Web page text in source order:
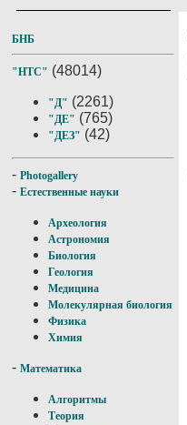
БНБ
"НТС" (48014)
"Д" (2261)
"ДЕ" (765)
"ДЕЗ" (42)
- Photogallery
- Естественные науки
Археология
Астрономия
Биология
Геология
Медицина
Молекулярная биология
Физика
Химия
- Математика
Алгоритмы
Теория